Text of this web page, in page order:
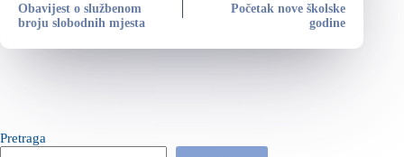
Obavijest o službenom
broju slobodnih mjesta
Početak nove školske
godine
Pretraga